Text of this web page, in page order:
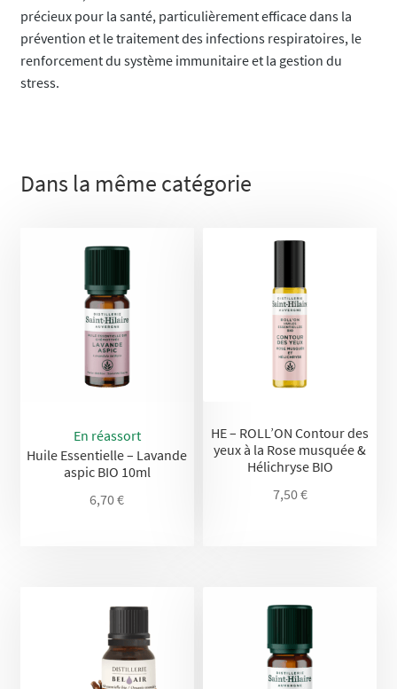
précieux pour la santé, particulièrement efficace dans la
prévention et le traitement des infections respiratoires, le
renforcement du système immunitaire et la gestion du
stress.
Dans la même catégorie
En réassort
Huile Essentielle – Lavande
aspic BIO 10ml
6,70€
HE – ROLL’ON Contour des
yeux à la Rose musquée &
Hélichryse BIO
7,50€